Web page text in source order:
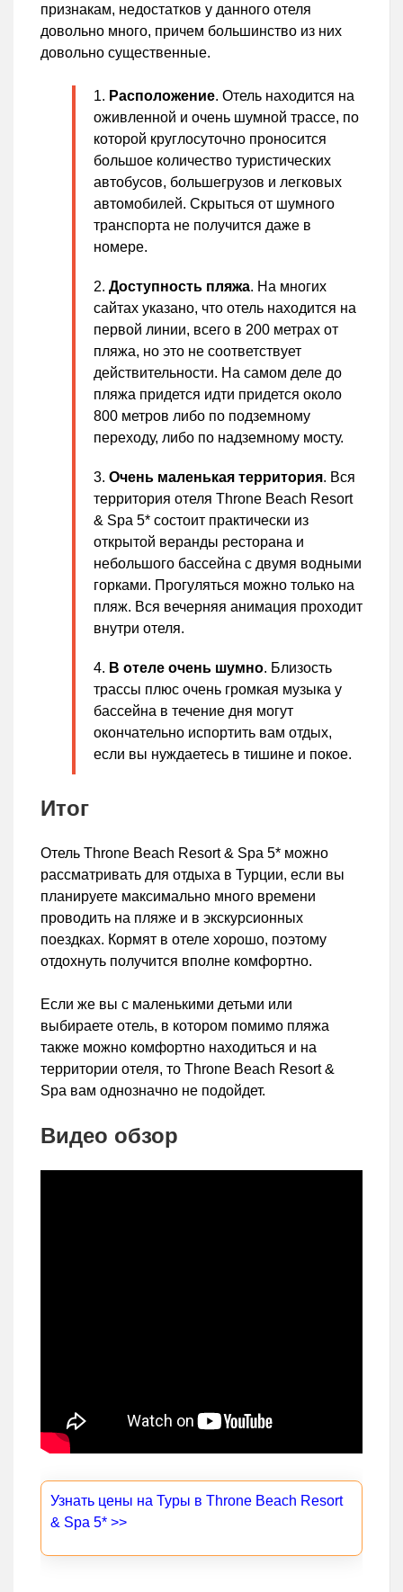
признакам, недостатков у данного отеля
довольно много, причем большинство из них
довольно существенные.
Расположение. Отель находится на
оживленной и очень шумной трассе, по
которой круглосуточно проносится
большое количество туристических
автобусов, большегрузов и легковых
автомобилей. Скрыться от шумного
транспорта не получится даже в
номере.
Доступность пляжа. На многих
сайтах указано, что отель находится на
первой линии, всего в 200 метрах от
пляжа, но это не соответствует
действительности. На самом деле до
пляжа придется идти придется около
800 метров либо по подземному
переходу, либо по надземному мосту.
Очень маленькая территория. Вся
территория отеля Throne Beach Resort
& Spa 5* состоит практически из
открытой веранды ресторана и
небольшого бассейна с двумя водными
горками. Прогуляться можно только на
пляж. Вся вечерняя анимация проходит
внутри отеля.
В отеле очень шумно. Близость
трассы плюс очень громкая музыка у
бассейна в течение дня могут
окончательно испортить вам отдых,
если вы нуждаетесь в тишине и покое.
Итог
Отель Throne Beach Resort & Spa 5* можно
рассматривать для отдыха в Турции, если вы
планируете максимально много времени
проводить на пляже и в экскурсионных
поездках. Кормят в отеле хорошо, поэтому
отдохнуть получится вполне комфортно.
Если же вы с маленькими детьми или
выбираете отель, в котором помимо пляжа
также можно комфортно находиться и на
территории отеля, то Throne Beach Resort &
Spa вам однозначно не подойдет.
Видео обзор
Узнать цены на Туры в Throne Beach Resort
& Spa 5* >>